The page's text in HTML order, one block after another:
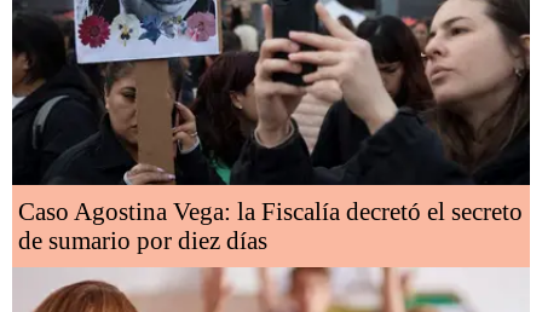
Caso Agostina Vega: la Fiscalía decretó el secreto
de sumario por diez días